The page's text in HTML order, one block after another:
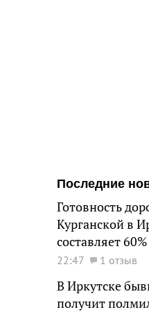
Последние
Готовность
Курганской в
составляет 60%
22:47 1 отзыв
В Иркутске
получит